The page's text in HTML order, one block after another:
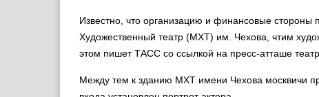
Известно, что организацию и финансовые стороны
Художественный театр (МХТ) им. Чехова, чтим
этом пишет ТАСС со ссылкой на пресс-атташе
Между тем к зданию МХТ имени Чехова москвичи